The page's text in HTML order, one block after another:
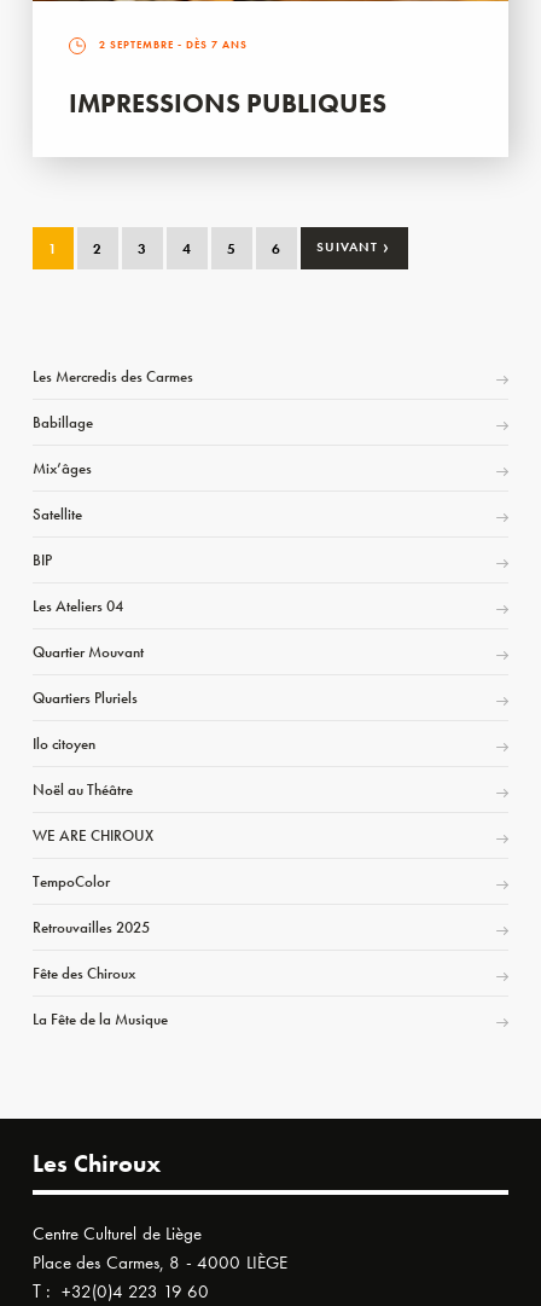
2 SEPTEMBRE - DÈS 7 ANS
IMPRESSIONS PUBLIQUES
1 2 3 4 5 6 SUIVANT ›
Les Mercredis des Carmes
Babillage
Mix’âges
Satellite
BIP
Les Ateliers 04
Quartier Mouvant
Quartiers Pluriels
Ilo citoyen
Noël au Théâtre
WE ARE CHIROUX
TempoColor
Retrouvailles 2025
Fête des Chiroux
La Fête de la Musique
Les Chiroux
Centre Culturel de Liège
Place des Carmes, 8 - 4000 LIÈGE
T : +32(0)4 223 19 60